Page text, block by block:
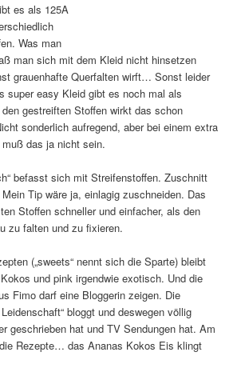
es als 125A
Was man
man sich mit dem Kleid nicht hinsetzen
grauenhafte Querfalten wirft… Sonst leider
super easy Kleid gibt es noch mal als
gestreiften Stoffen wirkt das schon
sonderlich aufregend, aber bei einem extra
das ja nicht sein.
befasst sich mit Streifenstoffen. Zuschnitt
Tip wäre ja, einlagig zuschneiden. Das
Stoffen schneller und einfacher, als den
zu falten und zu fixieren.
(„sweets“ nennt sich die Sparte) bleibt
und pink irgendwie exotisch. Und die
Fimo darf eine Bloggerin zeigen. Die
bloggt und deswegen völlig
geschrieben hat und TV Sendungen hat. Am
Rezepte… das Ananas Kokos Eis klingt